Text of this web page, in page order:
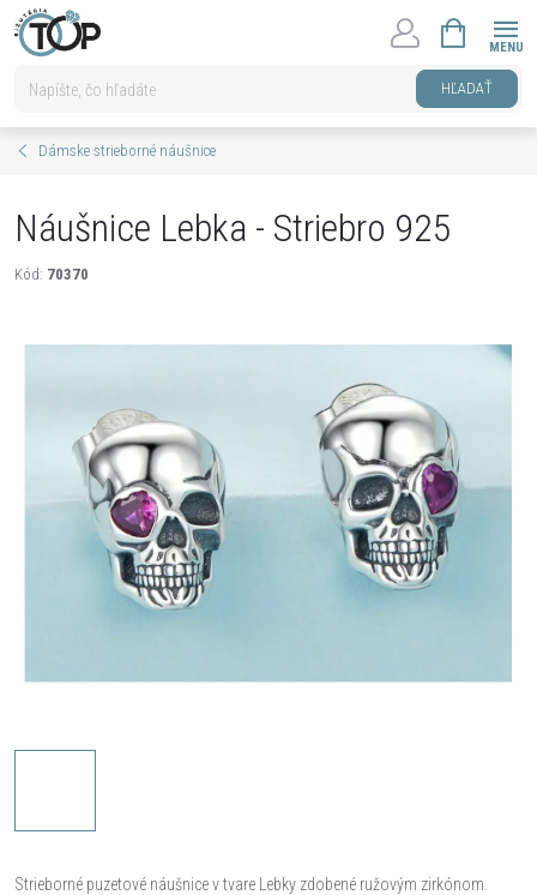
Prejsť
na
HĽADAŤ
KOŠÍK
Dámske strieborné náušnice
Náušnice Lebka - Striebro 925
Kód: 70370
Strieborné puzetové náušnice v tvare Lebky zdobené ružovým zirkónom.